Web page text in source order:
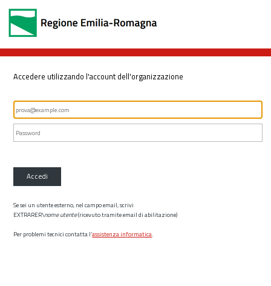
Accedere utilizzando l'account dell'organizzazione
Accedi
Se sei un utente esterno, nel campo email, scrivi
EXTRARER\nome utente(ricevuto tramite email di abilitazione)
Per problemi tecnici contatta l’assistenza informatica.